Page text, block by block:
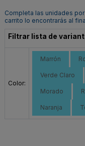
Completa las unidades
carrito lo encontrarás al
Filtrar lista de
Color:
Marrón
Verde Claro
Morado
Naranja